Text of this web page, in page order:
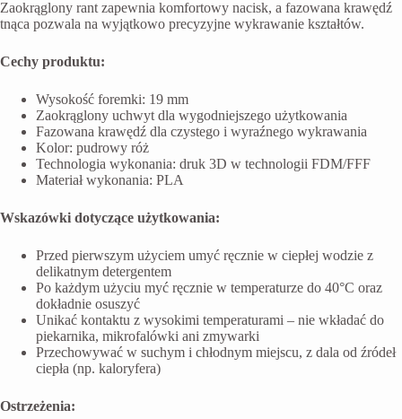
Zaokrąglony rant zapewnia komfortowy nacisk, a fazowana krawędź
tnąca pozwala na wyjątkowo precyzyjne wykrawanie kształtów.
Cechy produktu:
Wysokość foremki: 19 mm
Zaokrąglony uchwyt dla wygodniejszego użytkowania
Fazowana krawędź dla czystego i wyraźnego wykrawania
Kolor: pudrowy róż
Technologia wykonania: druk 3D w technologii FDM/FFF
Materiał wykonania: PLA
Wskazówki dotyczące użytkowania:
Przed pierwszym użyciem umyć ręcznie w ciepłej wodzie z
delikatnym detergentem
Po każdym użyciu myć ręcznie w temperaturze do 40°C oraz
dokładnie osuszyć
Unikać kontaktu z wysokimi temperaturami – nie wkładać do
piekarnika, mikrofalówki ani zmywarki
Przechowywać w suchym i chłodnym miejscu, z dala od źródeł
ciepła (np. kaloryfera)
Ostrzeżenia: